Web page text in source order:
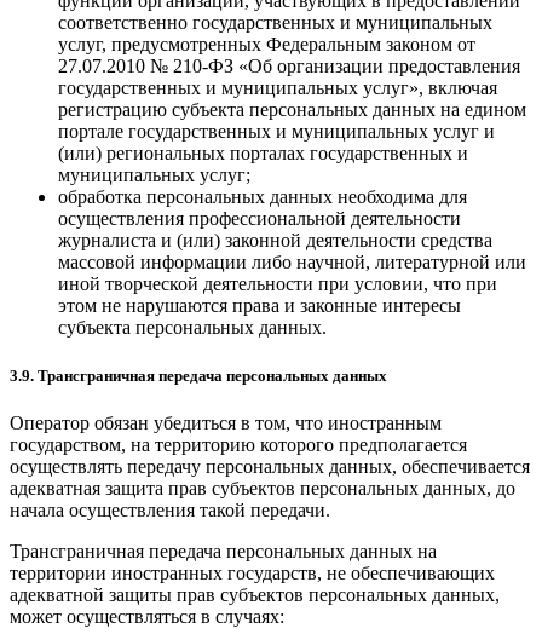
соответственно государственных и муниципальных
услуг, предусмотренных Федеральным законом от
27.07.2010 № 210-ФЗ «Об организации предоставления
государственных и муниципальных услуг», включая
регистрацию субъекта персональных данных на едином
портале государственных и муниципальных услуг и
(или) региональных порталах государственных и
муниципальных услуг;
обработка персональных данных необходима для
осуществления профессиональной деятельности
журналиста и (или) законной деятельности средства
массовой информации либо научной, литературной или
иной творческой деятельности при условии, что при
этом не нарушаются права и законные интересы
субъекта персональных данных.
3.9. Трансграничная передача персональных данных
Оператор обязан убедиться в том, что иностранным
государством, на территорию которого предполагается
осуществлять передачу персональных данных, обеспечивается
адекватная защита прав субъектов персональных данных, до
начала осуществления такой передачи.
Трансграничная передача персональных данных на
территории иностранных государств, не обеспечивающих
адекватной защиты прав субъектов персональных данных,
может осуществляться в случаях: